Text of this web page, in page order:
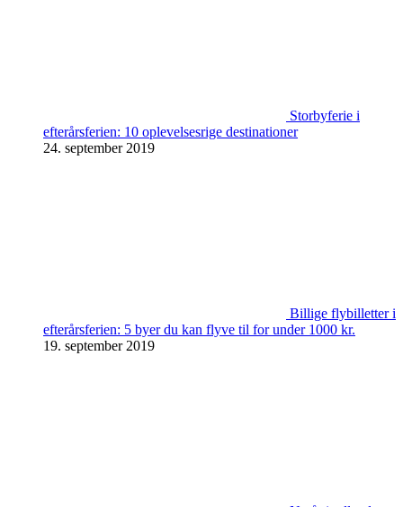
Storbyferie i
efterårsferien: 10 oplevelsesrige destinationer
24. september 2019
Billige flybilletter i
efterårsferien: 5 byer du kan flyve til for under 1000 kr.
19. september 2019